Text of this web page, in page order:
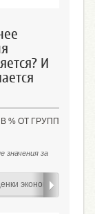
И
% ОТ ГРУПП
значения за
экономической